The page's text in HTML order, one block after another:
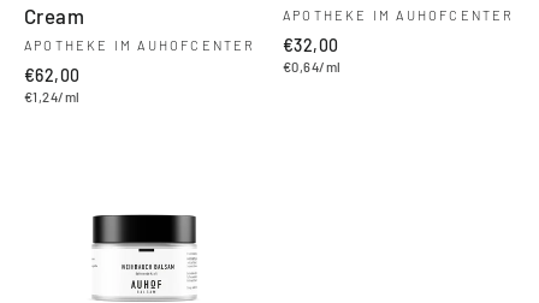
Cream
APOTHEKE IM AUHOFCENTER
€62,00
€1,24/ml
APOTHEKE IM AUHOFCENTER
€32,00
€0,64/ml